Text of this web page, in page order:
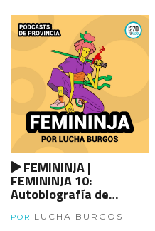
FEMININJA |
FEMININJA 10:
Autobiografía de
Angela Davis
POR LUCHA BURGOS